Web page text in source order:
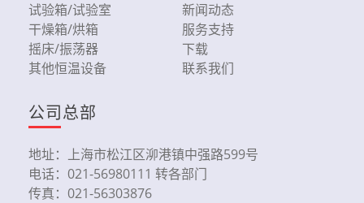
试验箱/试验室
干燥箱/烘箱
摇床/振荡器
其他恒温设备
新闻动态
服务支持
下载
联系我们
公司总部
地址：上海市松江区泖港镇中强路599号
电话：021-56980111 转各部门
传真：021-56303876